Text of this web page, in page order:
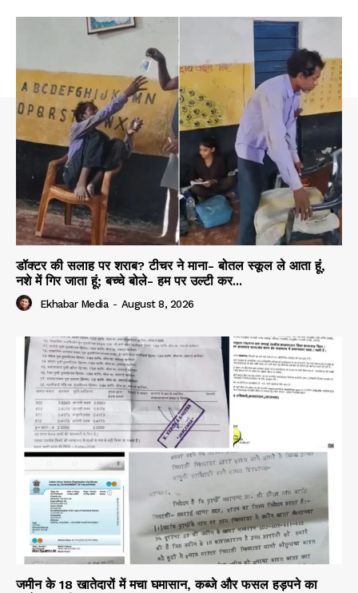
डॉक्टर की सलाह पर शराब? टीचर ने माना- बोतल स्कूल ले आता हूं,
नशे में गिर जाता हूं; बच्चे बोले- हम पर उल्टी कर...
Ekhabar Media - August 8, 2026
जमीन के 18 खातेदारों में मचा घमासान, कब्जे और फसल हड़पने का